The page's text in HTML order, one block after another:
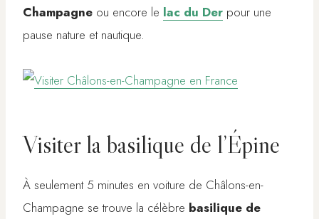
Champagne ou encore le lac du Der pour une
pause nature et nautique.
Visiter la basilique de l’Épine
À seulement 5 minutes en voiture de Châlons-en-
Champagne se trouve la célèbre basilique de